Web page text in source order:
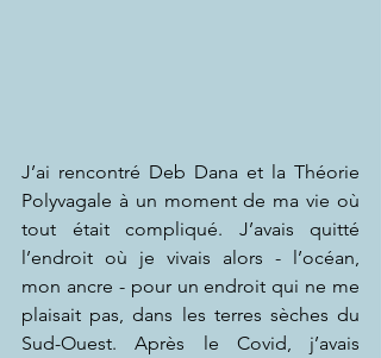
J’ai rencontré Deb Dana et la Théorie
Polyvagale à un moment de ma vie où
tout était compliqué. J’avais quitté
l’endroit où je vivais alors - l’océan,
mon ancre - pour un endroit qui ne me
plaisait pas, dans les terres sèches du
Sud-Ouest. Après le Covid, j’avais